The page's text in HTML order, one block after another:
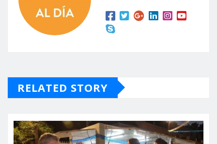
RELATED STORY